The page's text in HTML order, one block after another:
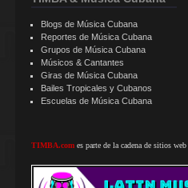
Blogs de Música Cubana
Reportes de Música Cubana
Grupos de Música Cubana
Músicos & Cantantes
Giras de Música Cubana
Bailes Tropicales y Cubanos
Escuelas de Música Cubana
TIMBA.comes parte de la cadena de sitios web